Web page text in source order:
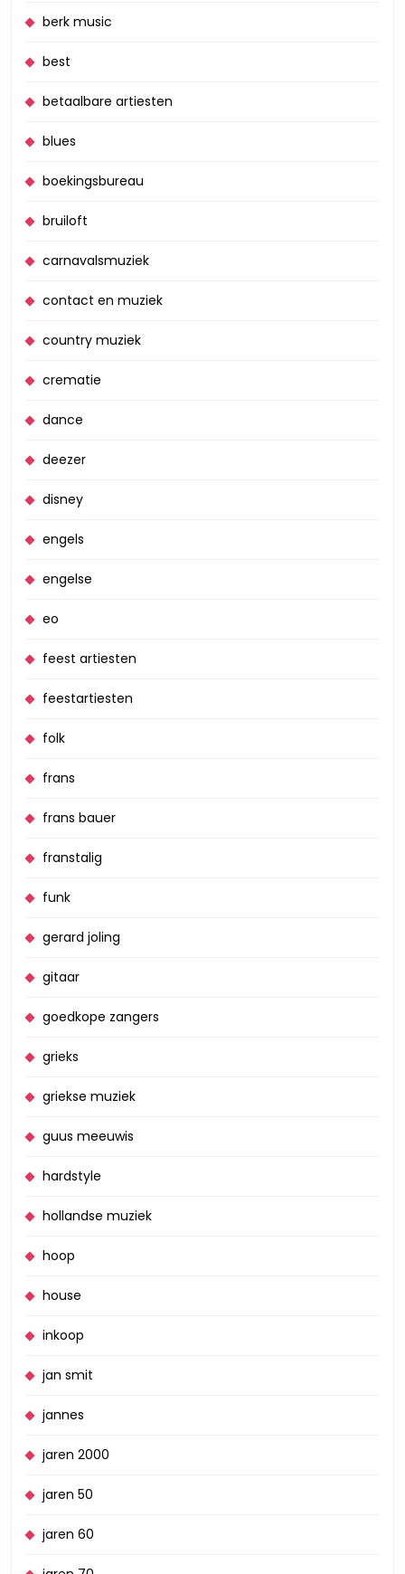
berk music
best
betaalbare artiesten
blues
boekingsbureau
bruiloft
carnavalsmuziek
contact en muziek
country muziek
crematie
dance
deezer
disney
engels
engelse
eo
feest artiesten
feestartiesten
folk
frans
frans bauer
franstalig
funk
gerard joling
gitaar
goedkope zangers
grieks
griekse muziek
guus meeuwis
hardstyle
hollandse muziek
hoop
house
inkoop
jan smit
jannes
jaren 2000
jaren 50
jaren 60